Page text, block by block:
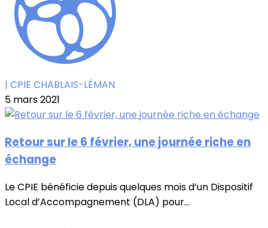
| CPIE CHABLAIS-LÉMAN
5 mars 2021
Retour sur le 6 février, une journée riche en
échange
Le CPIE bénéficie depuis quelques mois d’un Dispositif
Local d’Accompagnement (DLA) pour...